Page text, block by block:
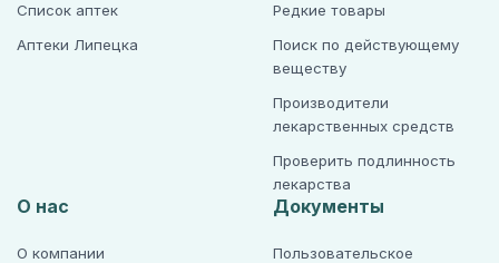
Список аптек
Аптеки Липецка
Редкие товары
Поиск по действующему
веществу
Производители
лекарственных средств
Проверить подлинность
лекарства
О нас
О компании
Документы
Пользовательское